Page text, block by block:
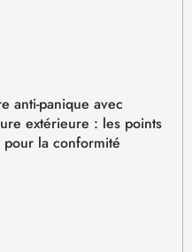
anti-panique avec
extérieure : les points
pour la conformité